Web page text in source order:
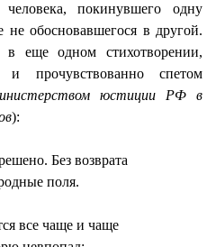
покинувшего одну
обосновавшегося в другой.
еще одном стихотворении,
прочувствованно спетом
юстиции РФ в
):
Без возврата
поля.
все чаще и чаще